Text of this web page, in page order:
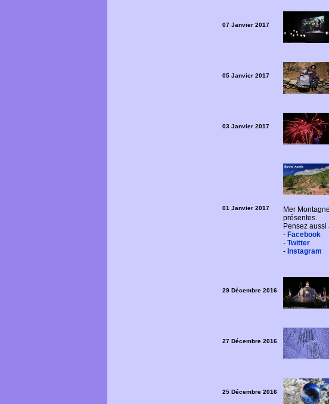
07 Janvier 2017
05 Janvier 2017
03 Janvier 2017
01 Janvier 2017
Mer
présentes.
Pensez
- Facebook
- Twitter
- Instagram
29 Décembre 2016
27 Décembre 2016
25 Décembre 2016